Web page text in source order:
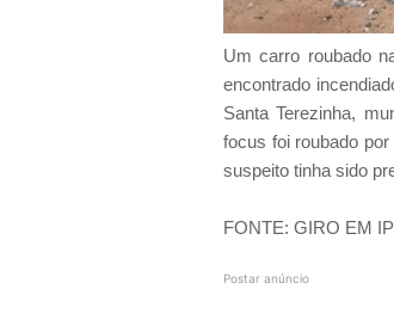
Um carro roubado
encontrado
Santa Terezinha,
focus foi roubado
suspeito tinha sido
FONTE: GIRO EM
Postar anúncio